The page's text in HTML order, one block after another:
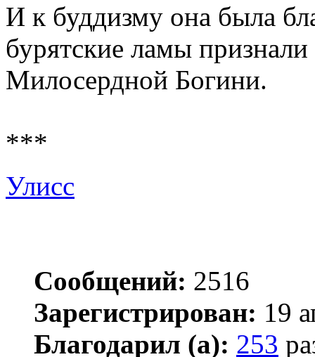
И к буддизму она была
бурятские ламы
Милосердной Богини.
***
Улисс
Сообщений: 2516
Зарегистрирован: 19
Благодарил (а): 253